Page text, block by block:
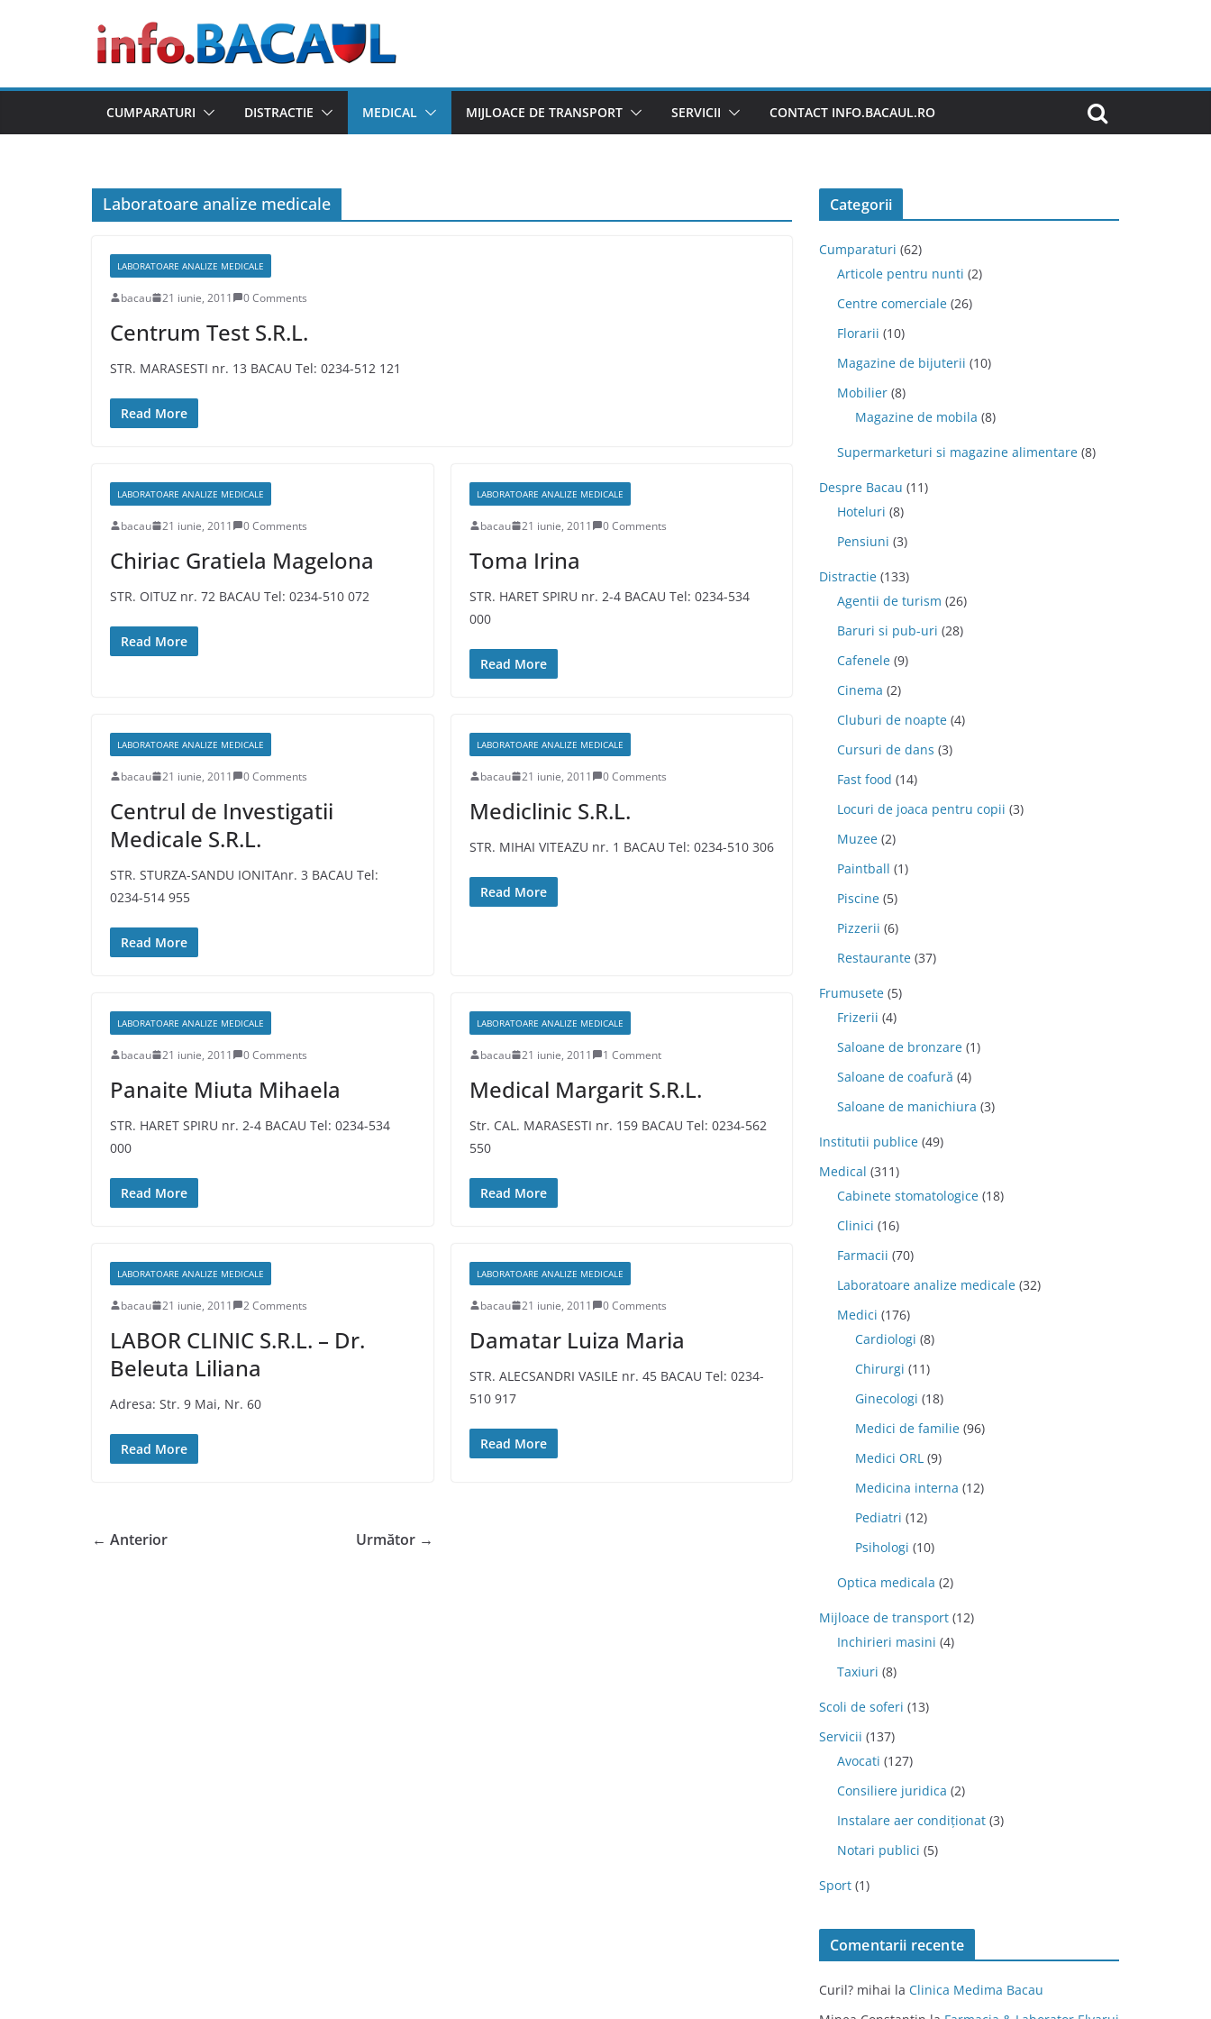
CUMPARATURI DISTRACTIE MEDICAL MIJLOACE DE TRANSPORT SERVICII CONTACT INFO.BACAUL.RO
Laboratoare analize medicale
LABORATOARE ANALIZE MEDICALE
bacau 21 iunie, 2011 0 Comments
Centrum Test S.R.L.
STR. MARASESTI nr. 13 BACAU Tel: 0234-512 121
Read More
LABORATOARE ANALIZE MEDICALE
bacau 21 iunie, 2011 0 Comments
Chiriac Gratiela Magelona
STR. OITUZ nr. 72 BACAU Tel: 0234-510 072
Read More
LABORATOARE ANALIZE MEDICALE
bacau 21 iunie, 2011 0 Comments
Toma Irina
STR. HARET SPIRU nr. 2-4 BACAU Tel: 0234-534
000
Read More
LABORATOARE ANALIZE MEDICALE
bacau 21 iunie, 2011 0 Comments
Centrul de Investigatii
Medicale S.R.L.
STR. STURZA-SANDU IONITAnr. 3 BACAU Tel:
0234-514 955
Read More
LABORATOARE ANALIZE MEDICALE
bacau 21 iunie, 2011 0 Comments
Mediclinic S.R.L.
STR. MIHAI VITEAZU nr. 1 BACAU Tel: 0234-510 306
Read More
LABORATOARE ANALIZE MEDICALE
bacau 21 iunie, 2011 0 Comments
Panaite Miuta Mihaela
STR. HARET SPIRU nr. 2-4 BACAU Tel: 0234-534
000
Read More
LABORATOARE ANALIZE MEDICALE
bacau 21 iunie, 2011 1 Comment
Medical Margarit S.R.L.
Str. CAL. MARASESTI nr. 159 BACAU Tel: 0234-562
550
Read More
LABORATOARE ANALIZE MEDICALE
bacau 21 iunie, 2011 2 Comments
LABOR CLINIC S.R.L. – Dr.
Beleuta Liliana
Adresa: Str. 9 Mai, Nr. 60
Read More
LABORATOARE ANALIZE MEDICALE
bacau 21 iunie, 2011 0 Comments
Damatar Luiza Maria
STR. ALECSANDRI VASILE nr. 45 BACAU Tel: 0234-
510 917
Read More
← Anterior Următor →
Categorii
Cumparaturi (62)
Articole pentru nunti (2)
Centre comerciale (26)
Florarii (10)
Magazine de bijuterii (10)
Mobilier (8)
Magazine de mobila (8)
Supermarketuri si magazine alimentare (8)
Despre Bacau (11)
Hoteluri (8)
Pensiuni (3)
Distractie (133)
Agentii de turism (26)
Baruri si pub-uri (28)
Cafenele (9)
Cinema (2)
Cluburi de noapte (4)
Cursuri de dans (3)
Fast food (14)
Locuri de joaca pentru copii (3)
Muzee (2)
Paintball (1)
Piscine (5)
Pizzerii (6)
Restaurante (37)
Frumusete (5)
Frizerii (4)
Saloane de bronzare (1)
Saloane de coafură (4)
Saloane de manichiura (3)
Institutii publice (49)
Medical (311)
Cabinete stomatologice (18)
Clinici (16)
Farmacii (70)
Laboratoare analize medicale (32)
Medici (176)
Cardiologi (8)
Chirurgi (11)
Ginecologi (18)
Medici de familie (96)
Medici ORL (9)
Medicina interna (12)
Pediatri (12)
Psihologi (10)
Optica medicala (2)
Mijloace de transport (12)
Inchirieri masini (4)
Taxiuri (8)
Scoli de soferi (13)
Servicii (137)
Avocati (127)
Consiliere juridica (2)
Instalare aer condiționat (3)
Notari publici (5)
Sport (1)
Comentarii recente
Curil? mihai la Clinica Medima Bacau